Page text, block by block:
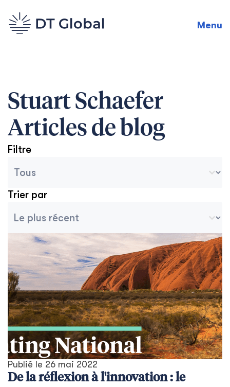
Menu
Stuart Schaefer
Articles de blog
Filtre
Trier par
Publié le 26 mai 2022
De la réflexion à l'innovation : le